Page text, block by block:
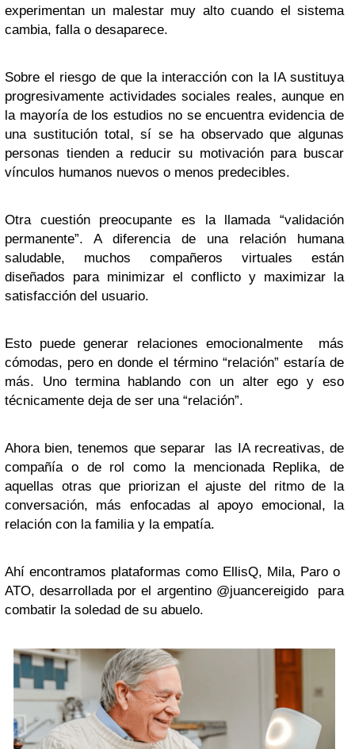
experimentan un malestar muy alto cuando el sistema
cambia, falla o desaparece.
Sobre el riesgo de que la interacción con la IA sustituya
progresivamente actividades sociales reales, aunque en
la mayoría de los estudios no se encuentra evidencia de
una sustitución total, sí se ha observado que algunas
personas tienden a reducir su motivación para buscar
vínculos humanos nuevos o menos predecibles.
Otra cuestión preocupante es la llamada “validación
permanente”. A diferencia de una relación humana
saludable, muchos compañeros virtuales están
diseñados para minimizar el conflicto y maximizar la
satisfacción del usuario.
Esto puede generar relaciones emocionalmente más
cómodas, pero en donde el término “relación” estaría de
más. Uno termina hablando con un alter ego y eso
técnicamente deja de ser una “relación”.
Ahora bien, tenemos que separar las IA recreativas, de
compañía o de rol como la mencionada Replika, de
aquellas otras que priorizan el ajuste del ritmo de la
conversación, más enfocadas al apoyo emocional, la
relación con la familia y la empatía.
Ahí encontramos plataformas como EllisQ, Mila, Paro o
ATO, desarrollada por el argentino @juancereigido para
combatir la soledad de su abuelo.